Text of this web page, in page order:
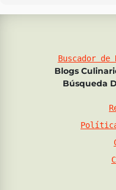
Buscador de
Blogs
Búsqueda